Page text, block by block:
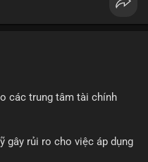
các trung tâm tài chính
gây rủi ro cho việc áp dụng